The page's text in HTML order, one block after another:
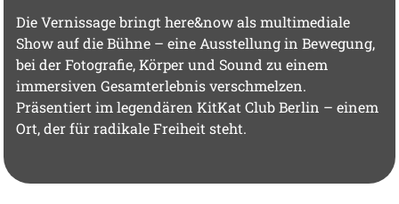
Die Vernissage bringt here&now als multimediale
Show auf die Bühne – eine Ausstellung in Bewegung,
bei der Fotografie, Körper und Sound zu einem
immersiven Gesamterlebnis verschmelzen.
Präsentiert im legendären KitKat Club Berlin – einem
Ort, der für radikale Freiheit steht.